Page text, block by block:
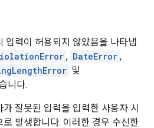
입력이 허용되지 않았음을 나타냅
, DateError ,
및
니다.
잘못된 입력을 입력한 사용자 시
발생합니다. 이러한 경우 수신한